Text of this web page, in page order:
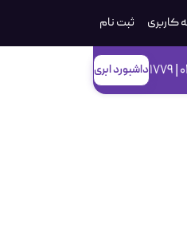
کاربری ثبت‌ نام
داشبورد ابری